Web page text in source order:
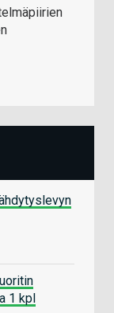
1 kpl